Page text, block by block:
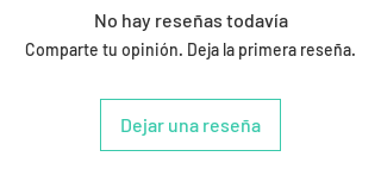
No hay reseñas todavía
Comparte tu opinión. Deja la primera reseña.
Dejar una reseña